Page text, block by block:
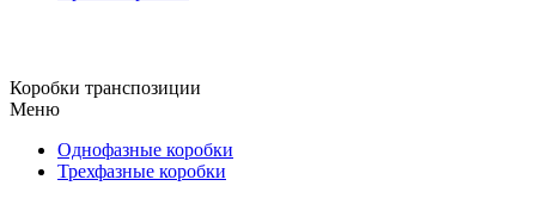
Коробки транспозиции
Меню
Однофазные коробки
Трехфазные коробки